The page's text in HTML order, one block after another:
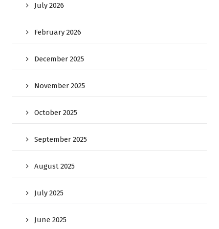
July 2026
February 2026
December 2025
November 2025
October 2025
September 2025
August 2025
July 2025
June 2025